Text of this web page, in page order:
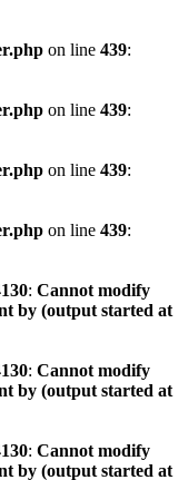
on line 439:
on line 439:
on line 439:
on line 439:
: Cannot modify
by (output started at
: Cannot modify
by (output started at
: Cannot modify
by (output started at